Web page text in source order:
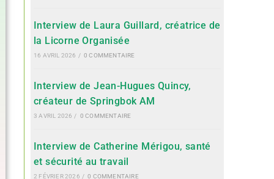
Interview de Laura Guillard, créatrice de
la Licorne Organisée
16 AVRIL 2026 / 0 COMMENTAIRE
Interview de Jean-Hugues Quincy,
créateur de Springbok AM
3 AVRIL 2026 / 0 COMMENTAIRE
Interview de Catherine Mérigou, santé
et sécurité au travail
2 FÉVRIER 2026 / 0 COMMENTAIRE